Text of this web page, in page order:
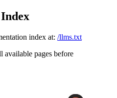
index at: /llms.txt
available pages before